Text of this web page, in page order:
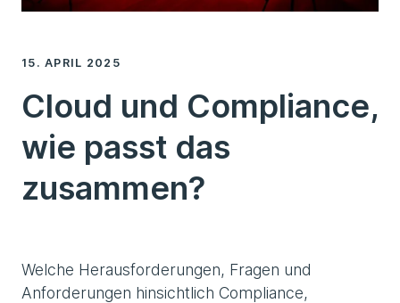
15. APRIL 2025
Cloud und Compliance,
wie passt das
zusammen?
Welche Herausforderungen, Fragen und
Anforderungen hinsichtlich Compliance,